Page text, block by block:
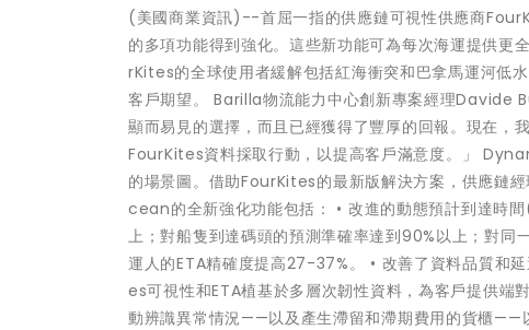
(美國商業資訊)--首屈一指的供應鏈可視性供應商
的多項功能得到強化。這些新功能可為每次海運提供更
rKites的全球使用者緩解包括紅海衝突和巴拿馬運河低
客戶期望。 Barilla物流能力中心創新專案經理Davide
顯而易見的選擇，而且已經獲得了豐厚的回報。現在，
FourKites資料採取行動，以提高客戶滿意度。」
的場景圖。借助FourKites的最新版解決方案，供應鏈
cean的全新強化功能包括： • 改進的動態預計到達時
上；對船隻到達碼頭的預測準確率達到90%以上；對同
運人的ETA精確度提高27-37%。 • 改善了資料品質和
es可視性和ETA植基於多層次韌性資料，為客戶提供端
動辨識異常情況——以及產生滯留和滯期費用的貨櫃——